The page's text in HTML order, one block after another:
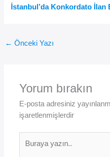
İstanbul’da Konkordato İlan
← Önceki Yazı
Yorum bırakın
E-posta adresiniz
işaretlenmişlerdir
yazın..